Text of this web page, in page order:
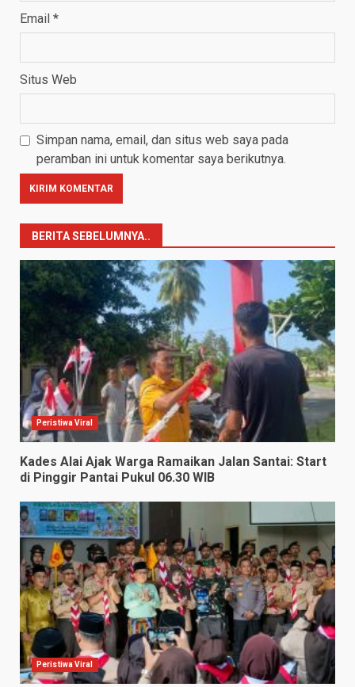
Email *
Situs Web
Simpan nama, email, dan situs web saya pada
peramban ini untuk komentar saya berikutnya.
BERITA SEBELUMNYA..
Peristiwa Viral
Kades Alai Ajak Warga Ramaikan Jalan Santai: Start
di Pinggir Pantai Pukul 06.30 WIB
Peristiwa Viral